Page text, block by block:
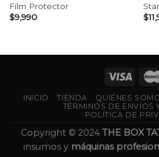
Film Protector
$9,990
$
INICIO TIENDA QUIÉNES
TÉRMINOS DE ENVÍOS
POLÍTICA DE
Copyright © 2024 THE BOX
insumos y máquinas